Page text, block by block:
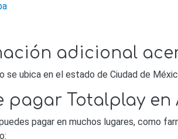
adicional
se ubica en el estado de Ciudad de
pagar Totalplay en
pagar en muchos lugares, como